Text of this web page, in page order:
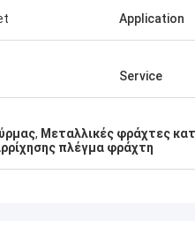
Application
Service
, Μεταλλικές φράχτες
πλέγμα φράχτη